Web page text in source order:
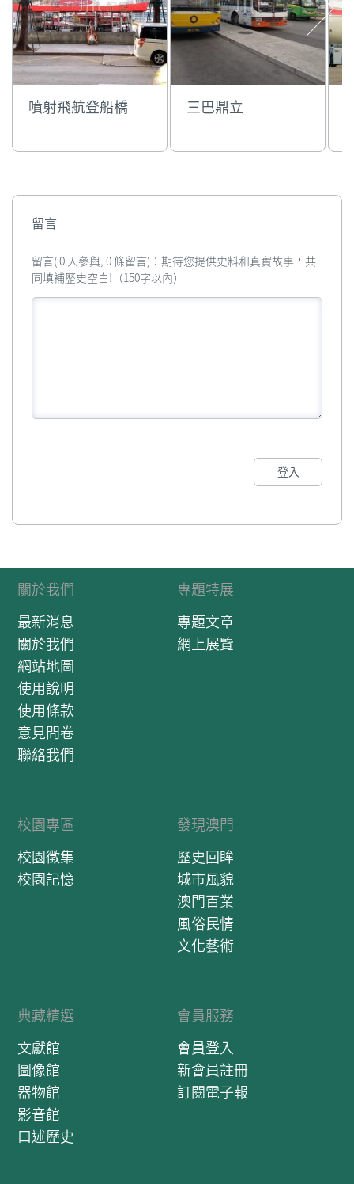
噴射飛航登船橋 三巴鼎立
留言
留言( 0 人參與, 0 條留言)：期待您提供史料和真實故事，共
同填補歷史空白!（150字以內）
登入
關於我們
最新消息
關於我們
網站地圖
使用說明
使用條款
意見問卷
聯絡我們
專題特展
專題文章
網上展覽
校園專區
校園徵集
校園記憶
發現澳門
歷史回眸
城市風貌
澳門百業
風俗民情
文化藝術
典藏精選
文獻館
圖像館
器物館
影音館
口述歷史
會員服務
會員登入
新會員註冊
訂閱電子報